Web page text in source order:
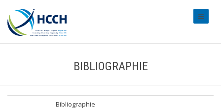
BIBLIOGRAPHIE
Bibliographie